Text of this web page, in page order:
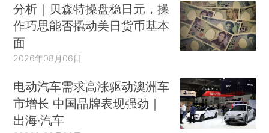
分析｜贝森特操盘稳日元，操
作巧思能否撬动美日货币基本
面
2026年08月06日
电动汽车需求高涨驱动澳洲车
市增长 中国品牌表现强劲｜
出海·汽车